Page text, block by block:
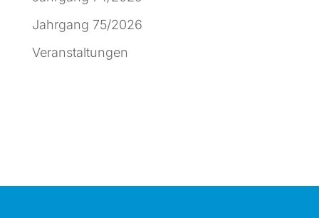
Jahrgang 75/2026
Veranstaltungen